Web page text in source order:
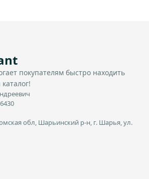
покупателям быстро находить
обл, Шарьинский р-н, г. Шарья, ул.